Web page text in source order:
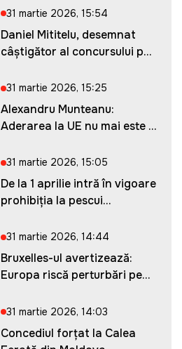
31 martie 2026, 15:54
Daniel Mititelu, desemnat
câștigător al concursului p...
31 martie 2026, 15:25
Alexandru Munteanu:
Aderarea la UE nu mai este o
31 martie 2026, 15:05
De la 1 aprilie intră în vigoare
prohibiția la pescui...
31 martie 2026, 14:44
Bruxelles-ul avertizează:
Europa riscă perturbări pe...
31 martie 2026, 14:03
Concediul forțat la Calea